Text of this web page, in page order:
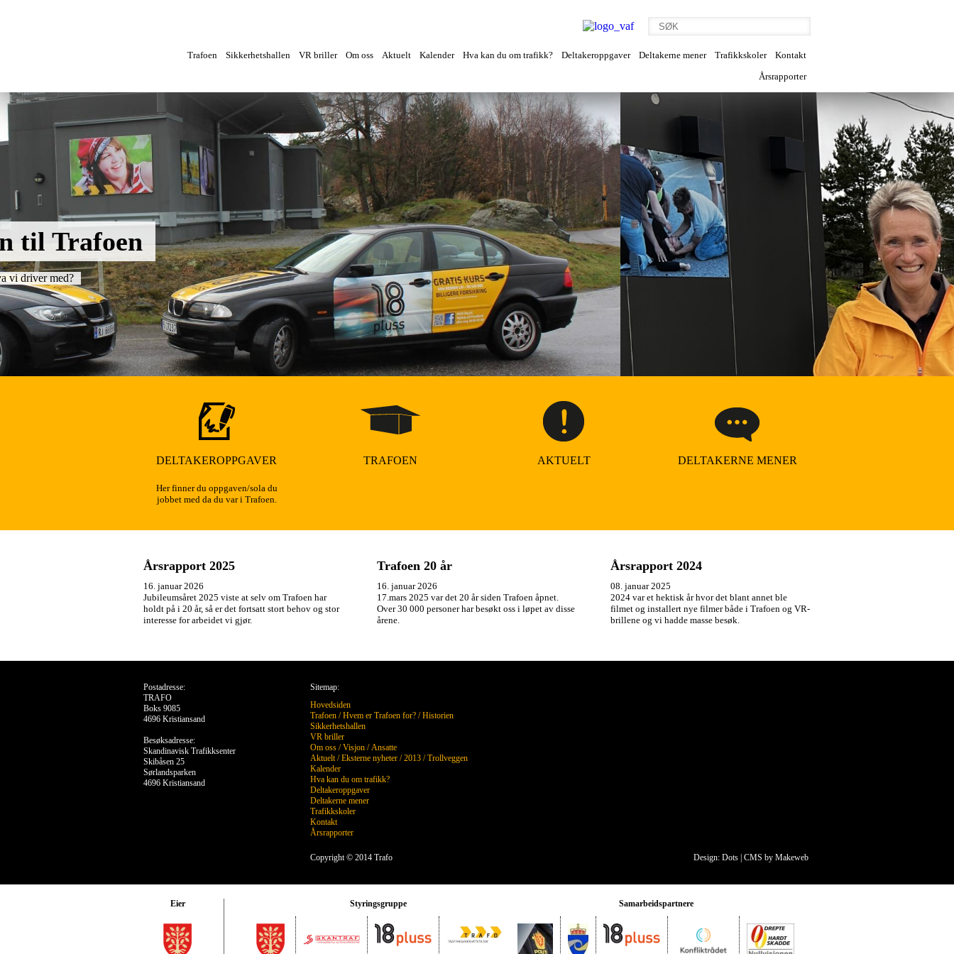
Trafoen Sikkerhetshallen VR briller Om oss Aktuelt Kalender Hva kan du om trafikk? Deltakeroppgaver Deltakerne mener Trafikkskoler
Kontakt
Årsrapporter
DELTAKEROPPGAVER
Her finner du oppgaven/sola du
jobbet med da du var i Trafoen.
TRAFOEN AKTUELT DELTAKERNE MENER
Årsrapport 2025
16. januar 2026
Jubileumsåret 2025 viste at selv om Trafoen har
holdt på i 20 år, så er det fortsatt stort behov og stor
interesse for arbeidet vi gjør.
Trafoen 20 år
16. januar 2026
17.mars 2025 var det 20 år siden Trafoen åpnet.
Over 30 000 personer har besøkt oss i løpet av disse
årene.
Årsrapport 2024
08. januar 2025
2024 var et hektisk år hvor det blant annet ble
filmet og installert nye filmer både i Trafoen og VR-
brillene og vi hadde masse besøk.
Design: Dots CMS by Makeweb
Postadresse:
TRAFO
Boks 9085
4696 Kristiansand
Besøksadresse:
Skandinavisk Trafikksenter
Skibåsen 25
Sørlandsparken
4696 Kristiansand
Sitemap:
Hovedsiden
Trafoen /Hvem er Trafoen for? /Historien
Sikkerhetshallen
VR briller
Om oss /Visjon /Ansatte
Aktuelt/Eksterne nyheter /2013 /Trollveggen
Kalender
Hva kan du om trafikk?
Deltakeroppgaver
Deltakerne mener
Trafikkskoler
Kontakt
Årsrapporter
Copyright © 2014 Trafo
Eier Styringsgruppe Samarbeidspartnere